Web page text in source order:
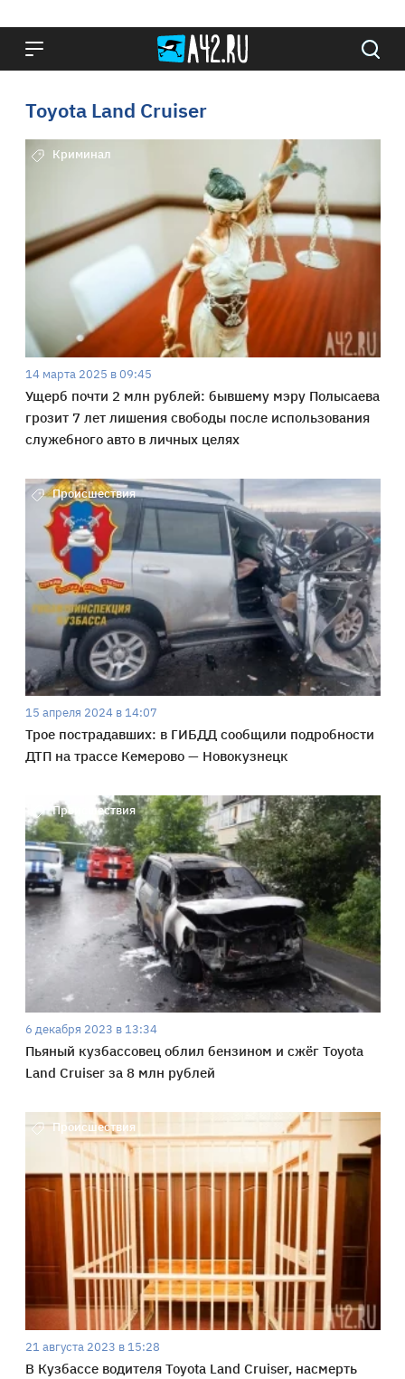
Toyota Land Cruiser
Криминал
14 марта 2025 в 09:45
Ущерб почти 2 млн рублей: бывшему мэру Полысаева
грозит 7 лет лишения свободы после использования
служебного авто в личных целях
Происшествия
15 апреля 2024 в 14:07
Трое пострадавших: в ГИБДД сообщили подробности
ДТП на трассе Кемерово — Новокузнецк
Происшествия
6 декабря 2023 в 13:34
Пьяный кузбассовец облил бензином и сжёг Toyota
Land Cruiser за 8 млн рублей
Происшествия
21 августа 2023 в 15:28
В Кузбассе водителя Toyota Land Cruiser, насмерть